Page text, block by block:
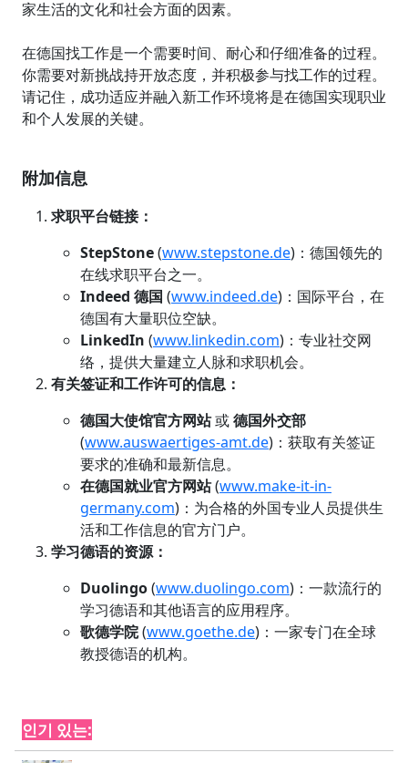
家生活的文化和社会方面的因素。
在德国找工作是一个需要时间、耐心和仔细准备的过程。
你需要对新挑战持开放态度，并积极参与找工作的过程。
请记住，成功适应并融入新工作环境将是在德国实现职业
和个人发展的关键。
附加信息
求职平台链接：
StepStone(www.stepstone.de)：德国领先的
在线求职平台之一。
Indeed 德国 (www.indeed.de)：国际平台，在
德国有大量职位空缺。
LinkedIn (www.linkedin.com)：专业社交网
络，提供大量建立人脉和求职机会。
有关签证和工作许可的信息：
德国大使馆官方网站或德国外交部
(www.auswaertiges-amt.de)：获取有关签证
要求的准确和最新信息。
在德国就业官方网站(www.make-it-in-
germany.com)：为合格的外国专业人员提供生
活和工作信息的官方门户。
学习德语的资源：
Duolingo(www.duolingo.com)：一款流行的
学习德语和其他语言的应用程序。
歌德学院(www.goethe.de)：一家专门在全球
教授德语的机构。
인기 있는: